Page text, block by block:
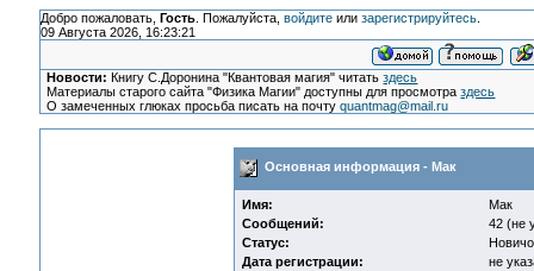
Добро пожаловать, Гость. Пожалуйста, войдитеили зарегистрируйтесь.
09 Августа 2026, 16:23:21
Новости: Книгу С.Доронина "Квантовая магия" читатьздесь
Материалы старого сайта "Физика Магии" доступны для просмотраздесь
О замеченных глюках просьба писать на почтуquantmag@mail.ru
Основная информация - Мак
Имя:
Мак
Сообщений:
42 (не
Статус:
Дата регистрации:
не